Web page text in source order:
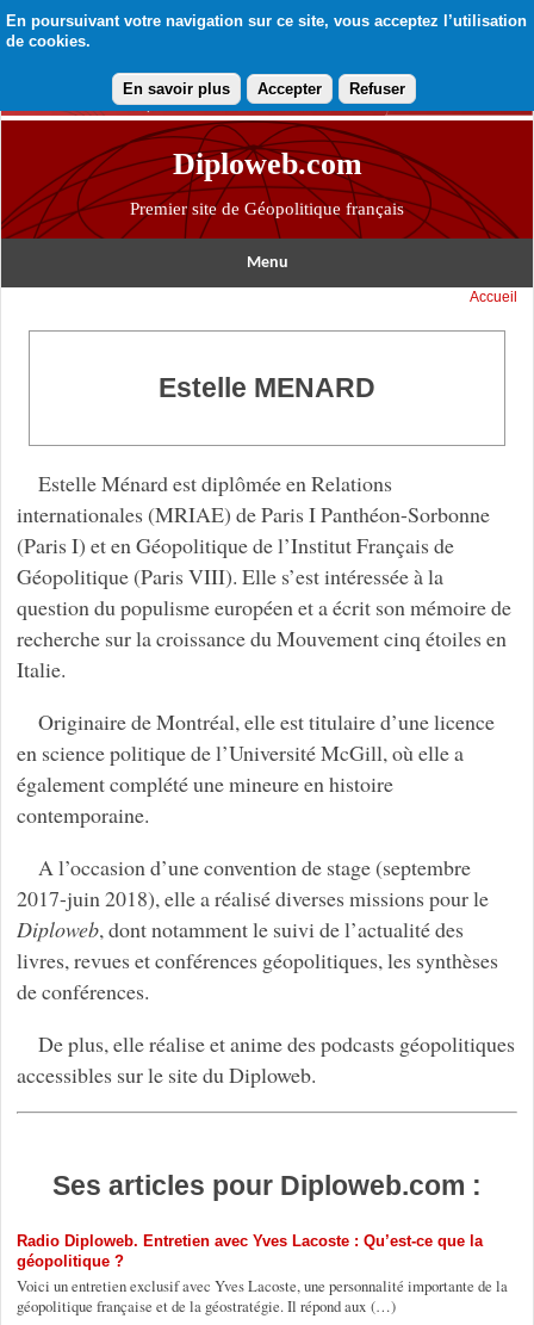
En poursuivant votre navigation sur ce site, vous acceptez l’utilisation
de cookies.
En savoir plus Accepter Refuser
Diploweb.com
Premier site de Géopolitique français
Menu
Accueil
Estelle MENARD
Estelle Ménard est diplômée en Relations
internationales (MRIAE) de Paris I Panthéon-Sorbonne
(Paris I) et en Géopolitique de l’Institut Français de
Géopolitique (Paris VIII). Elle s’est intéressée à la
question du populisme européen et a écrit son mémoire de
recherche sur la croissance du Mouvement cinq étoiles en
Italie.
Originaire de Montréal, elle est titulaire d’une licence
en science politique de l’Université McGill, où elle a
également complété une mineure en histoire
contemporaine.
A l’occasion d’une convention de stage (septembre
2017-juin 2018), elle a réalisé diverses missions pour le
Diploweb, dont notamment le suivi de l’actualité des
livres, revues et conférences géopolitiques, les synthèses
de conférences.
De plus, elle réalise et anime des podcasts géopolitiques
accessibles sur le site du Diploweb.
Ses articles pour Diploweb.com :
Radio Diploweb. Entretien avec Yves Lacoste : Qu’est-ce que la
géopolitique ?
Voici un entretien exclusif avec Yves Lacoste, une personnalité importante de la
géopolitique française et de la géostratégie. Il répond aux (…)